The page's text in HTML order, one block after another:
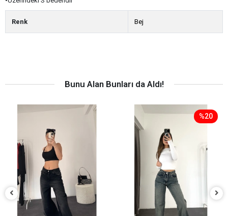
Renk Bej
Bunu Alan Bunları da Aldı!
%20